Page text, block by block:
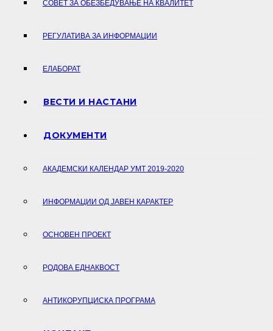
СОВЕТ ЗА ОБЕЗБЕДУВАЊЕ НА КВАЛИТЕТ
РЕГУЛАТИВА ЗА ИНФОРМАЦИИ
ЕЛАБОРАТ
ВЕСТИ И НАСТАНИ
ДОКУМЕНТИ
АКАДЕМСКИ КАЛЕНДАР УМТ 2019-2020
ИНФОРМАЦИИ ОД ЈАВЕН КАРАКТЕР
ОСНОВЕН ПРОЕКТ
РОДОВА ЕДНАКВОСТ
АНТИКОРУПЦИСКА ПРОГРАМА